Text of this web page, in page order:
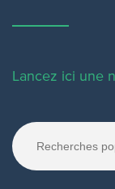
Lancez ici une